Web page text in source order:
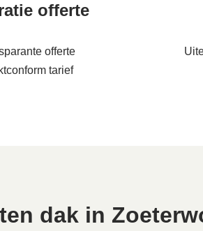
offerte
offerte
tarief
dak in